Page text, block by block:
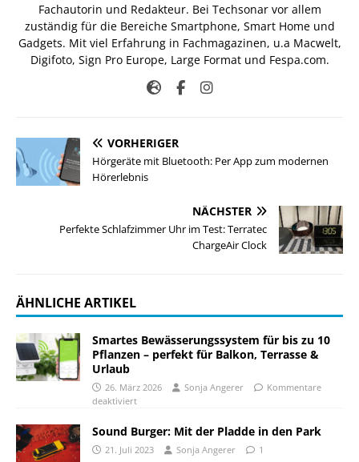
Fachautorin und Redakteur. Bei Techsonar vor allem
zuständig für die Bereiche Smartphone, Smart Home und
Gadgets. Mit viel Erfahrung in Fachmagazinen, u.a Macwelt,
Digifoto, Sign Pro Europe, Large Format und Fespa.com.
VORHERIGER
Hörgeräte mit Bluetooth: Per App zum modernen
Hörerlebnis
NÄCHSTER
Perfekte Schlafzimmer Uhr im Test: Terratec
ChargeAir Clock
ÄHNLICHE ARTIKEL
Smartes Bewässerungssystem für bis zu 10
Pflanzen – perfekt für Balkon, Terrasse &
Urlaub
26. März 2026 Sonja Angerer
Kommentare
deaktiviert
Sound Burger: Mit der Pladde in den Park
21. Juli 2023 Sonja Angerer 1